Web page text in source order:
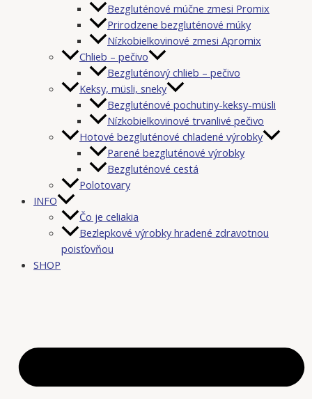
Bezgluténové múčne zmesi Promix
Prirodzene bezgluténové múky
Nízkobielkovinové zmesi Apromix
Chlieb – pečivo
Bezgluténový chlieb – pečivo
Keksy, müsli, sneky
Bezgluténové pochutiny-keksy-müsli
Nízkobielkovinové trvanlivé pečivo
Hotové bezgluténové chladené výrobky
Parené bezgluténové výrobky
Bezgluténové cestá
Polotovary
INFO
Čo je celiakia
Bezlepkové výrobky hradené zdravotnou
poisťovňou
SHOP